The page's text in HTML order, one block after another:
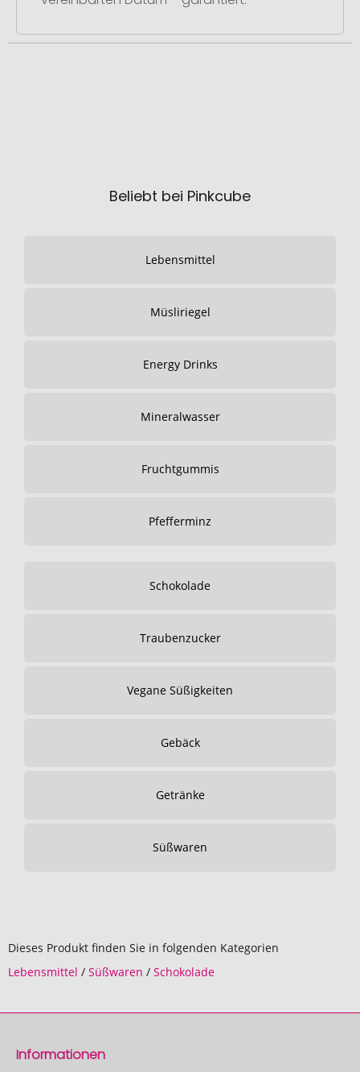
Beliebt bei Pinkcube
Lebensmittel
Müsliriegel
Energy Drinks
Mineralwasser
Fruchtgummis
Pfefferminz
Schokolade
Traubenzucker
Vegane Süßigkeiten
Gebäck
Getränke
Süßwaren
Dieses Produkt finden Sie in folgenden Kategorien
Lebensmittel / Süßwaren / Schokolade
Informationen